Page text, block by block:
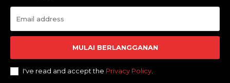
MULAI BERLANGGANAN
I've read and accept the Privacy Policy